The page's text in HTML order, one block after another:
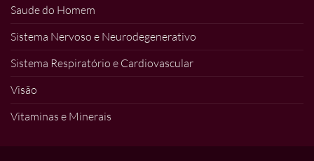
Saude do Homem
Sistema Nervoso e Neurodegenerativo
Sistema Respiratório e Cardiovascular
Visão
Vitaminas e Minerais